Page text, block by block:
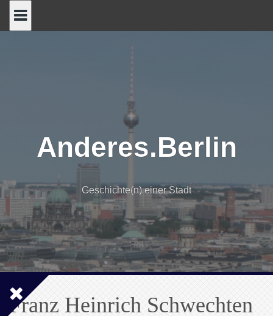
Anderes.Berlin
Geschichte(n) einer Stadt
Franz Heinrich Schwechten